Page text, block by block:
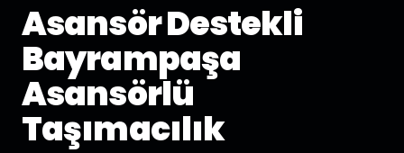
Asansör Destekli
Bayrampaşa
Asansörlü
Taşımacılık